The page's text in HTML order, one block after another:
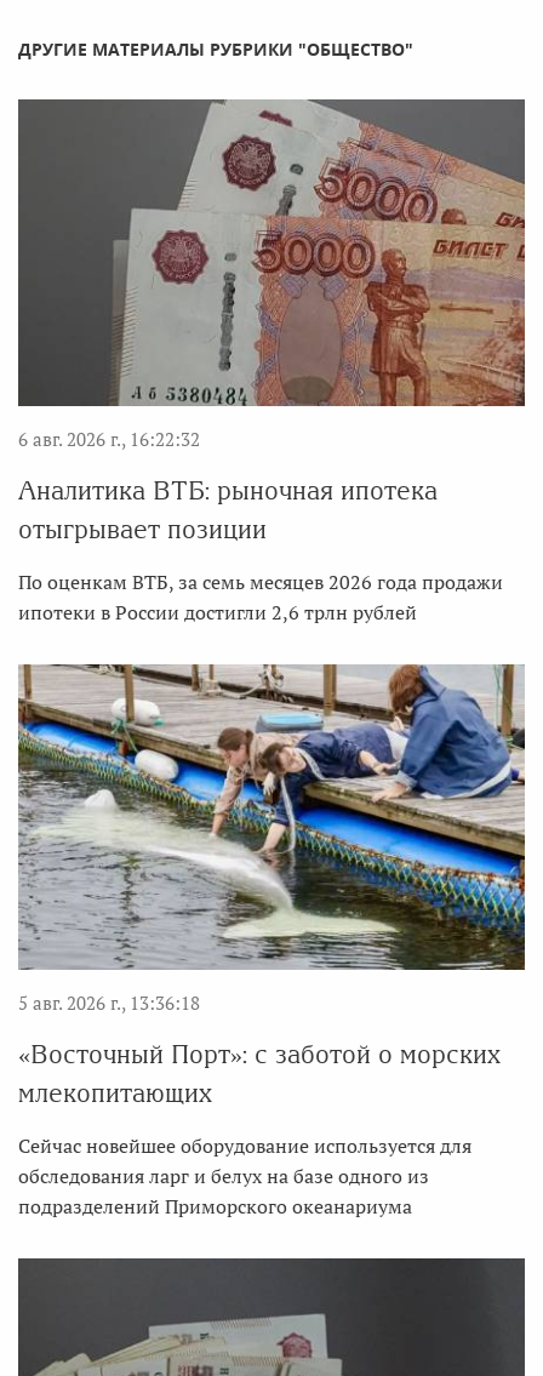
ДРУГИЕ МАТЕРИАЛЫ РУБРИКИ "ОБЩЕСТВО"
6 авг. 2026 г., 16:22:32
Аналитика ВТБ: рыночная ипотека
отыгрывает позиции
По оценкам ВТБ, за семь месяцев 2026 года продажи
ипотеки в России достигли 2,6 трлн рублей
5 авг. 2026 г., 13:36:18
«Восточный Порт»: с заботой о морских
млекопитающих
Сейчас новейшее оборудование используется для
обследования ларг и белух на базе одного из
подразделений Приморского океанариума